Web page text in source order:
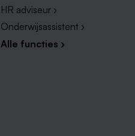
HR adviseur ›
Onderwijsassistent ›
Alle functies ›